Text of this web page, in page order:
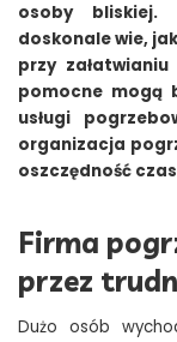
osoby bliskiej.
doskonale wie,
przy
pomocne mogą
usługi
organizacja
oszczędność
Firma
przez
Dużo osób